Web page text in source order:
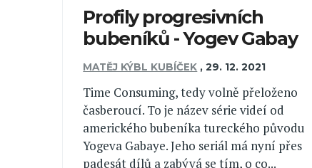
Profily progresivních
bubeníků - Yogev Gabay
MATĚJ KÝBL KUBÍČEK ,29. 12. 2021
Time Consuming, tedy volně přeloženo
časberoucí. To je název série videí od
amerického bubeníka tureckého původu
Yogeva Gabaye. Jeho seriál má nyní přes
padesát dílů a zabývá se tím, o co...